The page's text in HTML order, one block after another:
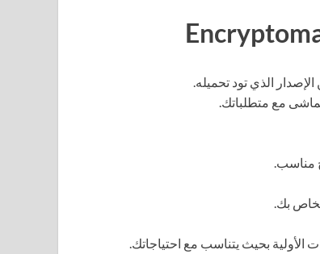
الذي تود تحميله.
مع متطلباتك.
مناسب.
بك.
الأولية بحيث يتناسب مع احتياجاتك.